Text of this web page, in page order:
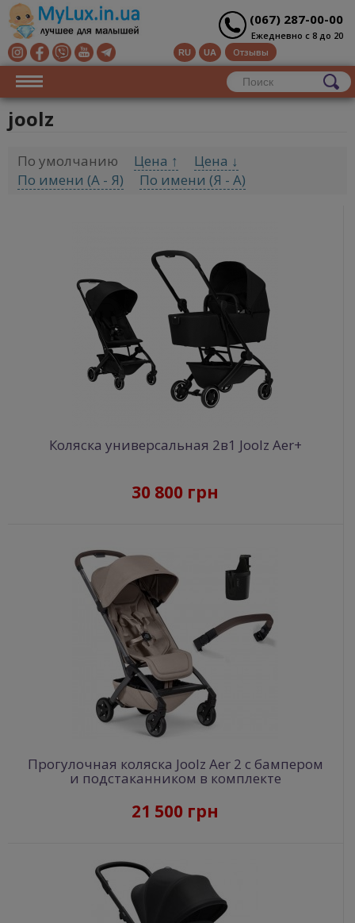
(067) 287-00-00
Ежедневно с 8 до 20
RU UA Отзывы
joolz
По умолчанию Цена ↑
Цена ↓
По имени (A - Я)
По имени (Я - A)
Коляска универсальная 2в1 Joolz Aer+
30 800 грн
Прогулочная коляска Joolz Aer 2 с бампером
и подстаканником в комплекте
21 500 грн